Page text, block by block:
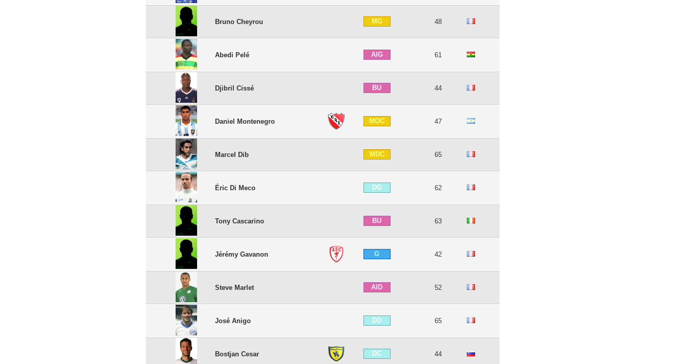
Bruno Cheyrou MG 48
Abedi Pelé AIG 61
Djibril Cissé BU 44
Daniel Montenegro MOC 47
Marcel Dib MDC 65
Éric Di Meco DG 62
Tony Cascarino BU 63
Jérémy Gavanon G 42
Steve Marlet AID 52
José Anigo DD 65
Bostjan Cesar DC 44